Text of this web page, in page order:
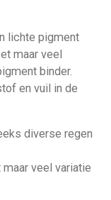
lichte pigment
maar veel
binder.
en vuil in de
diverse regen
veel variatie